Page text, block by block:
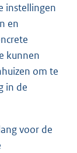
instellingen
en
kunnen
om te
in de
voor de